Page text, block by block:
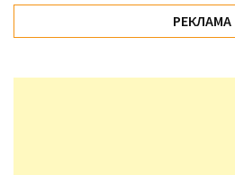
РЕКЛАМА